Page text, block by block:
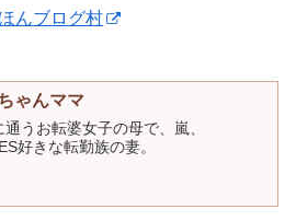
んブログ村
ゃんママ
通うお転婆女子の母で、嵐、
好きな転勤族の妻。